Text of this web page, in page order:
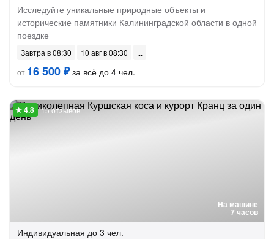
Исследуйте уникальные природные объекты и
исторические памятники Калининградской области в одной
поездке
Завтра в 08:30
10 авг в 08:30
от 16 500 ₽за всё до 4 чел.
На машине
7 часов
15 отзывов
Индивидуальная до 3 чел.